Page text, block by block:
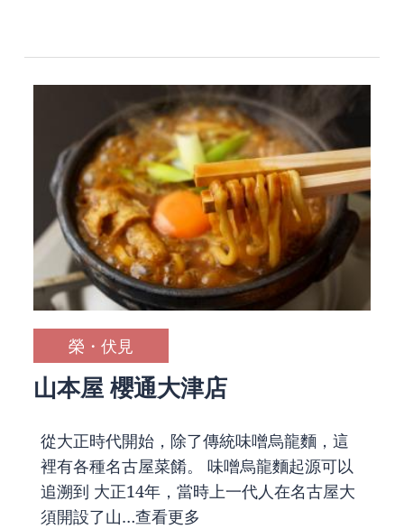
榮・伏見
山本屋 櫻通大津店
從大正時代開始，除了傳統味噌烏龍麵，這
裡有各種名古屋菜餚。 味噌烏龍麵起源可以
追溯到 大正14年，當時上一代人在名古屋大
須開設了山…查看更多